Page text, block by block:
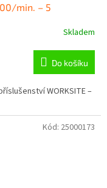
min. – 5
Skladem
Do košíku
WORKSITE –
Kód: 25000173